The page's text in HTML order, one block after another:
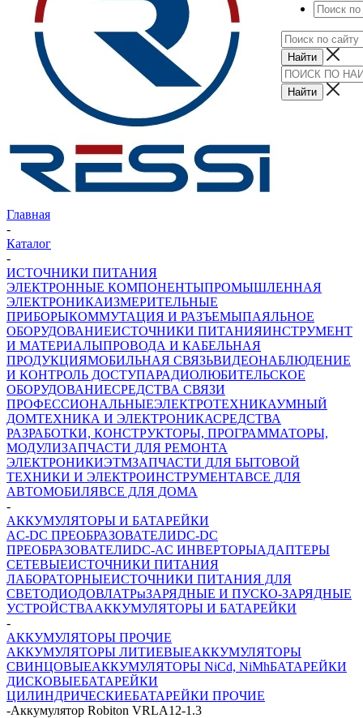
Главная
-
Каталог
-
ИСТОЧНИКИ ПИТАНИЯ
ЭЛЕКТРОННЫЕ КОМПОНЕНТЫПРОМЫШЛЕННАЯ
ЭЛЕКТРОНИКАИЗМЕРИТЕЛЬНЫЕ
ПРИБОРЫКОММУТАЦИЯ И РАЗЪЕМЫПАЯЛЬНОЕ
ОБОРУДОВАНИЕИСТОЧНИКИ ПИТАНИЯИНСТРУМЕНТ
И МАТЕРИАЛЫПРОВОДА И КАБЕЛЬНАЯ
ПРОДУКЦИЯМОБИЛЬНАЯ СВЯЗЬВИДЕОНАБЛЮДЕНИЕ
И КОНТРОЛЬ ДОСТУПАРАДИОЛЮБИТЕЛЬСКОЕ
ОБОРУДОВАНИЕСРЕДСТВА СВЯЗИ
ПРОФЕССИОНАЛЬНЫЕЭЛЕКТРОТЕХНИКАУМНЫЙ
ДОМТЕХНИКА И ЭЛЕКТРОНИКАСРЕДСТВА
РАЗРАБОТКИ, КОНСТРУКТОРЫ, ПРОГРАММАТОРЫ,
МОДУЛИЗАПЧАСТИ ДЛЯ РЕМОНТА
ЭЛЕКТРОНИКИЭТМЗАПЧАСТИ ДЛЯ БЫТОВОЙ
ТЕХНИКИ И ЭЛЕКТРОИНСТРУМЕНТАВСЕ ДЛЯ
АВТОМОБИЛЯВСЕ ДЛЯ ДОМА
-
АККУМУЛЯТОРЫ И БАТАРЕЙКИ
AC-DC ПРЕОБРАЗОВАТЕЛИDC-DC
ПРЕОБРАЗОВАТЕЛИDC-AC ИНВЕРТОРЫАДАПТЕРЫ
СЕТЕВЫЕИСТОЧНИКИ ПИТАНИЯ
ЛАБОРАТОРНЫЕИСТОЧНИКИ ПИТАНИЯ ДЛЯ
СВЕТОДИОДОВЛАТРыЗАРЯДНЫЕ И ПУСКО-ЗАРЯДНЫЕ
УСТРОЙСТВААККУМУЛЯТОРЫ И БАТАРЕЙКИ
-
АККУМУЛЯТОРЫ ПРОЧИЕ
АККУМУЛЯТОРЫ ЛИТИЕВЫЕАККУМУЛЯТОРЫ
СВИНЦОВЫЕАККУМУЛЯТОРЫ NiCd, NiMhБАТАРЕЙКИ
ДИСКОВЫЕБАТАРЕЙКИ
ЦИЛИНДРИЧЕСКИЕБАТАРЕЙКИ ПРОЧИЕ
-Аккумулятор Robiton VRLA12-1.3